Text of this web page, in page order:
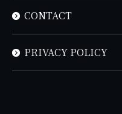
CONTACT
PRIVACY POLICY